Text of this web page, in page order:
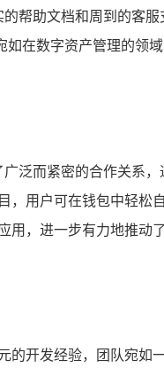
帮助文档和周到的客
在数字资产管理的领
泛而紧密的合作关系
，用户可在钱包中轻松
用，进一步有力地推动
开发经验，团队宛如